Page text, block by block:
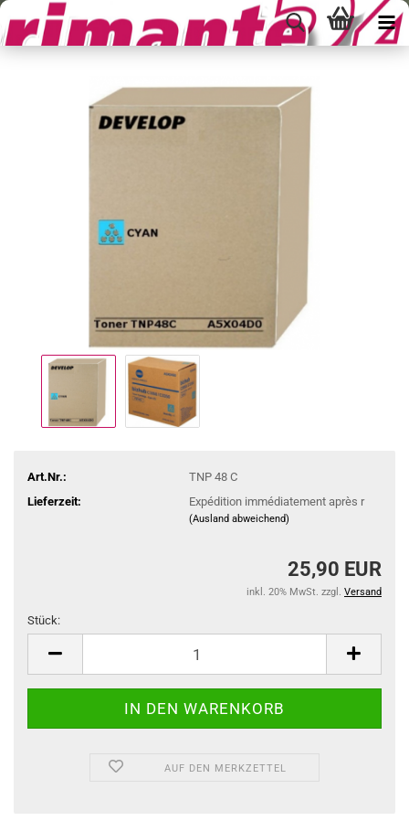
Art.Nr.:
TNP 48 C
Lieferzeit:
Expédition immédiatement après r
(Ausland abweichend)
25,90 EUR
inkl. 20% MwSt. zzgl. Versand
Stück:
AUF DEN MERKZETTEL